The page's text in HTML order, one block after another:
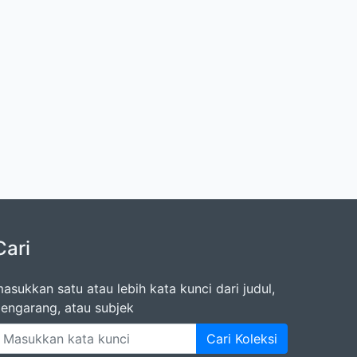
satu atau lebih kata kunci dari judul,
atau subjek
Cari Koleksi